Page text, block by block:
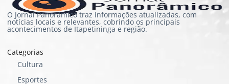
O Jornal Panorâmico traz informações atualizadas, com
notícias locais e relevantes, cobrindo os principais
acontecimentos de Itapetininga e região.
Categorias
Cultura
Esportes